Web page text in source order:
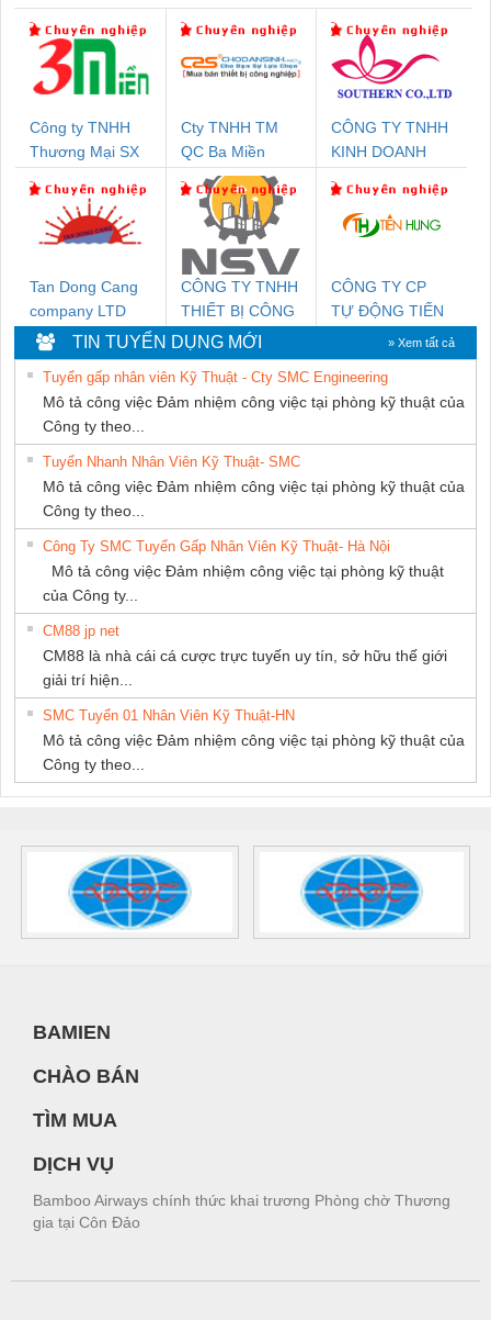
Công ty TNHH
Thương Mại SX
Cty TNHH TM
QC Ba Miền
CÔNG TY TNHH
KINH DOANH
PHƯƠNG NAM
Tan Dong Cang
company LTD
CÔNG TY TNHH
THIẾT BỊ CÔNG
NGHIỆP NIHON
SETSUBI VIỆT
NAM
CÔNG TY CP
TỰ ĐỘNG TIẾN
TIN TUYỂN DỤNG MỚI » Xem tất cả
Tuyển gấp nhân viên Kỹ Thuật - Cty SMC Engineering
Mô tả công việc Đảm nhiệm công việc tại phòng kỹ thuật của
Công ty theo...
Tuyển Nhanh Nhân Viên Kỹ Thuật- SMC
Mô tả công việc Đảm nhiệm công việc tại phòng kỹ thuật của
Công ty theo...
Công Ty SMC Tuyển Gấp Nhân Viên Kỹ Thuật- Hà Nội
Mô tả công việc Đảm nhiệm công việc tại phòng kỹ thuật
của Công ty...
CM88 jp net
CM88 là nhà cái cá cược trực tuyến uy tín, sở hữu thế giới
giải trí hiện...
SMC Tuyển 01 Nhân Viên Kỹ Thuật-HN
Mô tả công việc Đảm nhiệm công việc tại phòng kỹ thuật của
Công ty theo...
BAMIEN
CHÀO BÁN
TÌM MUA
DỊCH VỤ
Bamboo Airways chính thức khai trương Phòng chờ Thương
gia tại Côn Đảo